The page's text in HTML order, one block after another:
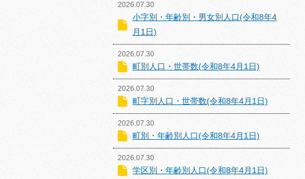
2026.07.30
小字別・年齢別・男女別人口(令和8年4
月1日)
2026.07.30
町別人口・世帯数(令和8年4月1日)
2026.07.30
町字別人口・世帯数(令和8年4月1日)
2026.07.30
町別・年齢別人口(令和8年4月1日)
2026.07.30
学区別・年齢別人口(令和8年4月1日)